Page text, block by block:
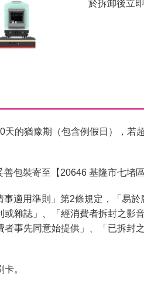
於拆卸後立即
的猶豫期（包含例假日），若
包裝寄至【20646 基隆市七堵
適用準則」第2條規定，「易
雜誌」、「經消費者拆封之影
事先同意始提供」、「已拆封
。